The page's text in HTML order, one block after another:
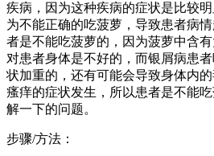
疾病，因为这种疾病的症状是比较
为不能正确的吃菠萝，导致患者病
者是不能吃菠萝的，因为菠萝中含
对患者身体是不好的，而银屑病患
状加重的，还有可能会导致身体内
瘙痒的症状发生，所以患者是不能
解一下的问题。
步骤/方法：